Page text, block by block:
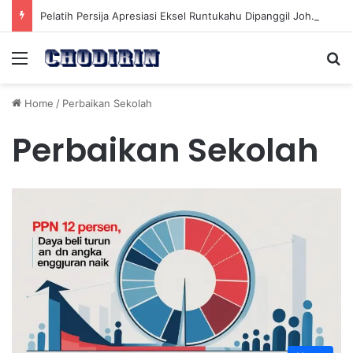
Pelatih Persija Apresiasi Eksel Runtukahu Dipanggil John Herdman, Pemain Asing Jadi Cadangan
Menu
Home / Perbaikan Sekolah
Perbaikan Sekolah